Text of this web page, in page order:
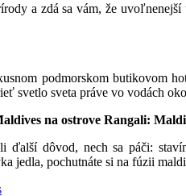
a zdá sa vám, že
podmorskom butikovom
svetlo sveta práve vo vodách
na ostrove Rangali:
dôvod, nech sa páči:
jedla, pochutnáte si na fúzii